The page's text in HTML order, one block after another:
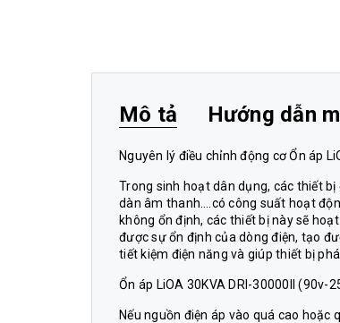
Mô tả Hướng dẫn
Nguyên lý điều chỉnh động cơ Ổn áp
Trong sinh hoạt dân dụng, các thiết
dàn âm thanh….có công suất hoạt
không ổn định, các thiết bị này sẽ
được sự ổn định của dòng điện, tạo
tiết kiệm điện năng và giúp thiết bị
Ổn áp LiOA 30KVA DRI-30000II (90v-
Nếu nguồn điện áp vào quá cao hoặc